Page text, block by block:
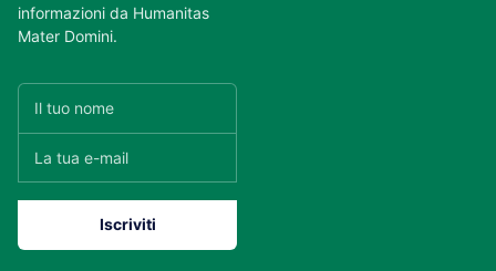
informazioni da Humanitas
Mater Domini.